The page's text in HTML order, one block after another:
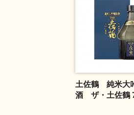
土佐鶴 純米大
酒 ザ・土佐鶴